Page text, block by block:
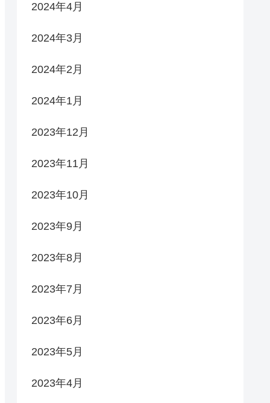
2024年4月
2024年3月
2024年2月
2024年1月
2023年12月
2023年11月
2023年10月
2023年9月
2023年8月
2023年7月
2023年6月
2023年5月
2023年4月